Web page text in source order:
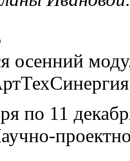
осенний
по 11